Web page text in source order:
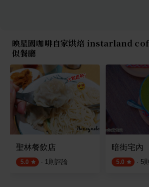
映星園咖啡自家烘焙 instarland
似餐廳
聖林餐飲店
5.0 · 1則評論
暗街宅內
5.0 · 5